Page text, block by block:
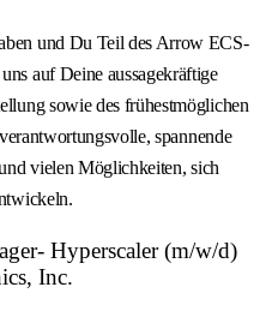
und Du Teil des Arrow ECS-
auf Deine aussagekräftige
sowie des frühestmöglichen
spannende
vielen Möglichkeiten, sich
Hyperscaler (m/w/d)
Inc.